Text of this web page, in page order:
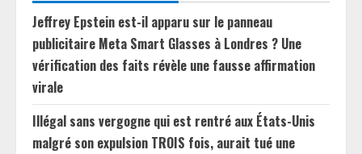
Jeffrey Epstein est-il apparu sur le panneau
publicitaire Meta Smart Glasses à Londres ? Une
vérification des faits révèle une fausse affirmation
virale
Illégal sans vergogne qui est rentré aux États-Unis
malgré son expulsion TROIS fois, aurait tué une